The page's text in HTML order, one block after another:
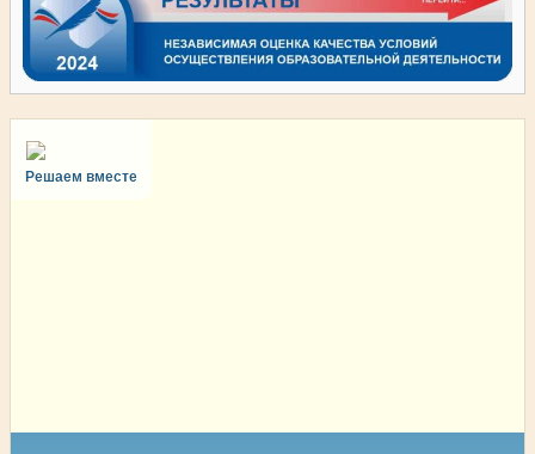
Решаем вместе